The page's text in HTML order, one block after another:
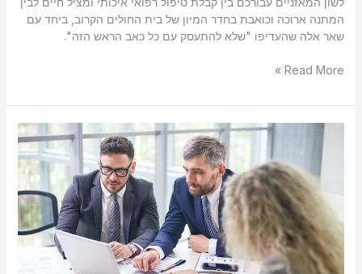
המתנה ארוכה וכואבת בחדר המיון של בית החולים הקרוב, ביחד עם
שאר אלה שהעדיפו "שלא להתעסק עם כל כאב הראש הזה".
Read More »
מדוע
חשוב
להתחיל
לתכנן
את
הפרישה
כבר
בגיל